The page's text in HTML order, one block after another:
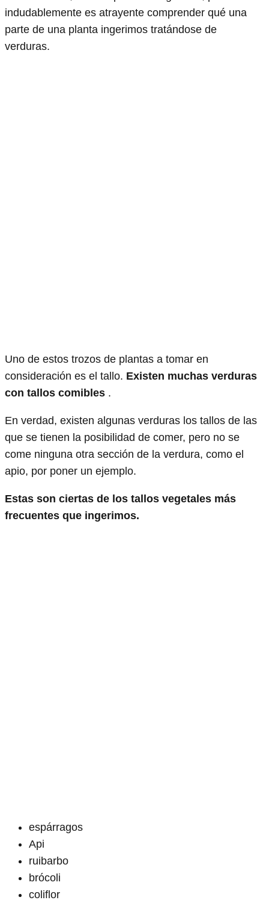
indudablemente es atrayente comprender qué una
parte de una planta ingerimos tratándose de
verduras.
Uno de estos trozos de plantas a tomar en
consideración es el tallo. Existen muchas verduras
con tallos comibles .
En verdad, existen algunas verduras los tallos de las
que se tienen la posibilidad de comer, pero no se
come ninguna otra sección de la verdura, como el
apio, por poner un ejemplo.
Estas son ciertas de los tallos vegetales más
frecuentes que ingerimos.
espárragos
Api
ruibarbo
brócoli
coliflor